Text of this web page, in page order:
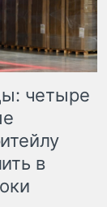
четыре
в